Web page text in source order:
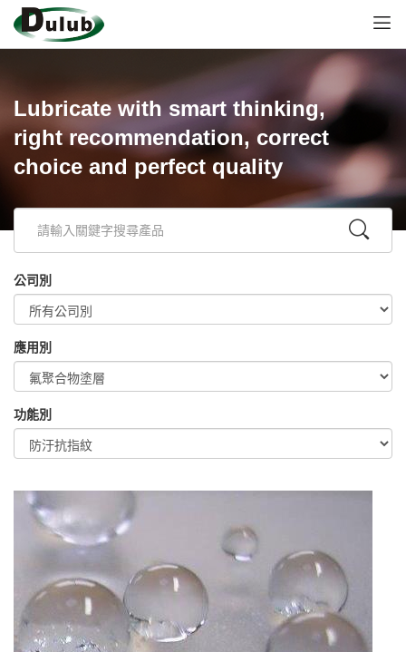
Lubricate with smart thinking,
right recommendation, correct
choice and perfect quality
公司別
應用別
功能別